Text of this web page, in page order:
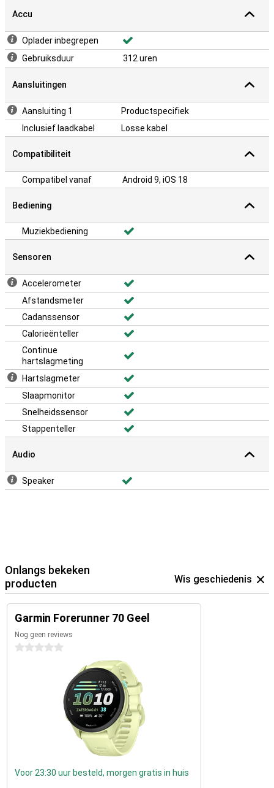
Accu
Oplader inbegrepen
Gebruiksduur
312 uren
Aansluitingen
Aansluiting 1
Productspecifiek
Inclusief laadkabel
Losse kabel
Compatibiliteit
Compatibel vanaf Android 9, iOS 18
Bediening
Muziekbediening
Sensoren
Accelerometer
Afstandsmeter
Cadanssensor
Calorieënteller
Continue
hartslagmeting
Hartslagmeter
Slaapmonitor
Snelheidssensor
Stappenteller
Audio
Speaker
Onlangs bekeken
producten
Wis geschiedenis
Garmin Forerunner 70 Geel
Nog geen reviews
0 sterren
Voor 23:30 uur besteld, morgen gratis in huis